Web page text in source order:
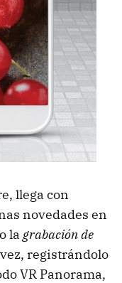
llega con
novedades en
la grabación de
registrándolo
VR Panorama,